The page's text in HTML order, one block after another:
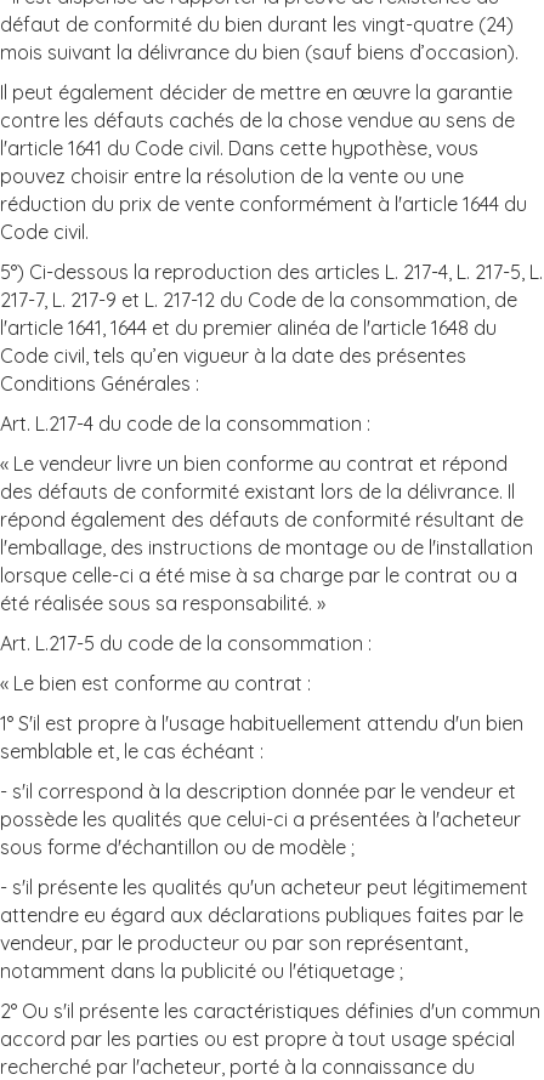
défaut de conformité du bien durant les vingt-quatre (24)
mois suivant la délivrance du bien (sauf biens d’occasion).
Il peut également décider de mettre en œuvre la garantie
contre les défauts cachés de la chose vendue au sens de
l'article 1641 du Code civil. Dans cette hypothèse, vous
pouvez choisir entre la résolution de la vente ou une
réduction du prix de vente conformément à l'article 1644 du
Code civil.
5°) Ci-dessous la reproduction des articles L. 217-4, L. 217-5, L.
217-7, L. 217-9 et L. 217-12 du Code de la consommation, de
l'article 1641, 1644 et du premier alinéa de l'article 1648 du
Code civil, tels qu’en vigueur à la date des présentes
Conditions Générales :
Art. L.217-4 du code de la consommation :
« Le vendeur livre un bien conforme au contrat et répond
des défauts de conformité existant lors de la délivrance. Il
répond également des défauts de conformité résultant de
l'emballage, des instructions de montage ou de l'installation
lorsque celle-ci a été mise à sa charge par le contrat ou a
été réalisée sous sa responsabilité. »
Art. L.217-5 du code de la consommation :
« Le bien est conforme au contrat :
1° S'il est propre à l'usage habituellement attendu d'un bien
semblable et, le cas échéant :
- s'il correspond à la description donnée par le vendeur et
possède les qualités que celui-ci a présentées à l'acheteur
sous forme d'échantillon ou de modèle ;
- s'il présente les qualités qu'un acheteur peut légitimement
attendre eu égard aux déclarations publiques faites par le
vendeur, par le producteur ou par son représentant,
notamment dans la publicité ou l'étiquetage ;
2° Ou s'il présente les caractéristiques définies d'un commun
accord par les parties ou est propre à tout usage spécial
recherché par l'acheteur, porté à la connaissance du